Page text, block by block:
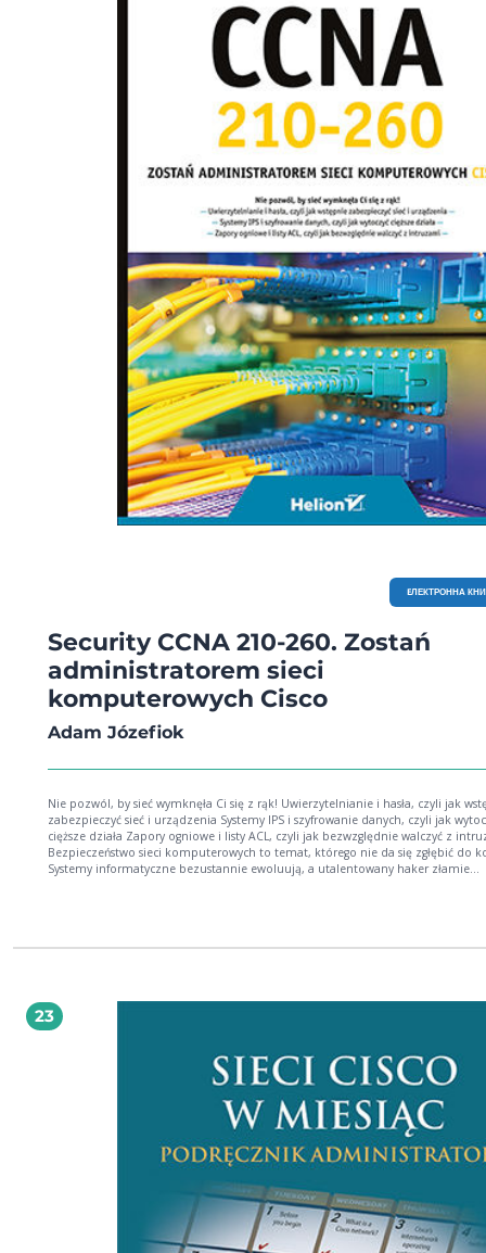
EЛЕКТРОННА
Security CCNA 210-260. Zostań
administratorem sieci
komputerowych Cisco
Adam Józefiok
Nie pozwól, by sieć wymknęła Ci się z rąk! Uwierzytelnianie i hasła, czyli jak wstępnie
zabezpieczyć sieć i urządzenia Systemy IPS i szyfrowanie danych, czyli jak wytoczyć
cięższe działa Zapory ogniowe i listy ACL, czyli jak bezwzględnie walczyć z intruzami
Bezpieczeństwo sieci komputerowych to temat, którego nie da się zgłębić do
Systemy informatyczne bezustannie ewoluują, a utalentowany haker złamie
pozycją CCNA 200-120. Zostań administratorem sieci komputerowych Cisco. W
końcu zabezpieczysz tę sieć. Dowiesz się stąd, jak ochronić całą sieć wraz z
urządzeniami peryferyjnymi. Zobaczysz, jak wykorzystać różne protokoły
uwierzytelniania, listy kontroli dostępu, firewalle systemowe i zewnętrzne oraz
komunikację przez skonfigurowanie sieci VPN. Zapoznasz się także bliżej z
rejestrowania i raportowania niepożądanych zdarzeń. Wiedza zawarta w tej
pozwoli Ci zdać egzamin na certyfikat Cisco CCNA Security, ale przede
zabezpieczyć Twoją sieć na mistrzowskim poziomie! Podstawy bezpieczeństwa sieci
Lokalne zabezpieczanie urządzeń Działanie i wykorzystanie RADIUS i TACACS+
Sposoby zabezpieczania warstwy 2 modelu ISO OSI Listy ACL IPv4 ACL w sieci IPv6
Zapora i jej zastosowanie w oparciu o IOS Zapora ogniowa oparta na urządzeniu
pomocą 802.1x Administrowanie przez zabezpieczanie!
23